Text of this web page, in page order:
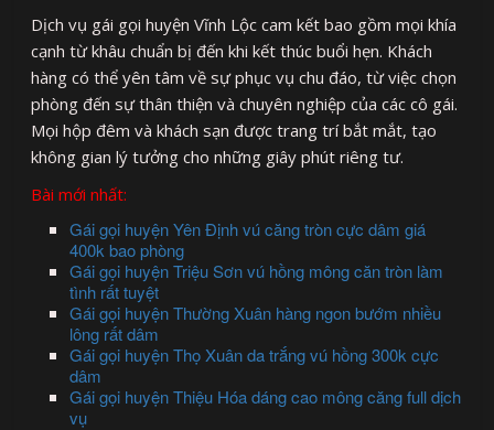
Dịch vụ gái gọi huyện Vĩnh Lộc cam kết bao gồm mọi khía
cạnh từ khâu chuẩn bị đến khi kết thúc buổi hẹn. Khách
hàng có thể yên tâm về sự phục vụ chu đáo, từ việc chọn
phòng đến sự thân thiện và chuyên nghiệp của các cô gái.
Mọi hộp đêm và khách sạn được trang trí bắt mắt, tạo
không gian lý tưởng cho những giây phút riêng tư.
Bài mới nhất:
Gái gọi huyện Yên Định vú căng tròn cực dâm giá
400k bao phòng
Gái gọi huyện Triệu Sơn vú hồng mông căn tròn làm
tình rất tuyệt
Gái gọi huyện Thường Xuân hàng ngon bướm nhiều
lông rất dâm
Gái gọi huyện Thọ Xuân da trắng vú hồng 300k cực
dâm
Gái gọi huyện Thiệu Hóa dáng cao mông căng full dịch
vụ